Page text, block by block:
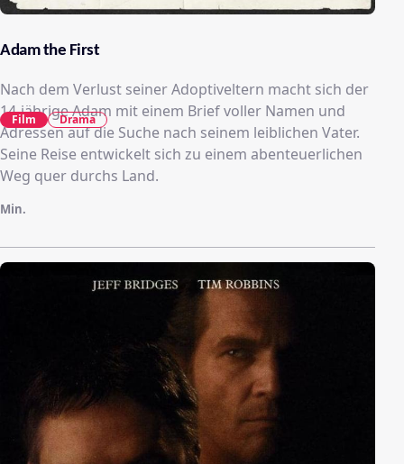
Adam the First
Nach dem Verlust seiner Adoptiveltern macht sich der
14-jährige Adam mit einem Brief voller Namen und
Adressen auf die Suche nach seinem leiblichen Vater.
Seine Reise entwickelt sich zu einem abenteuerlichen
Weg quer durchs Land.
Min.
Film Drama